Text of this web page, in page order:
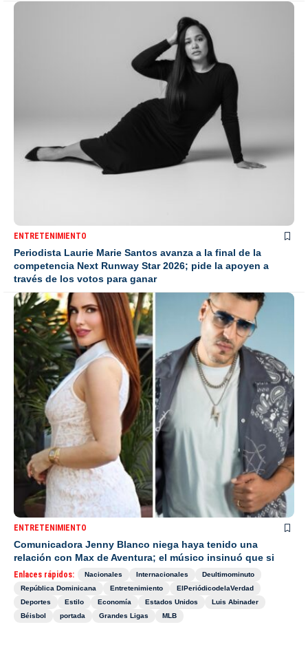
ENTRETENIMIENTO
Periodista Laurie Marie Santos avanza a la final de la
competencia Next Runway Star 2026; pide la apoyen a
través de los votos para ganar
ENTRETENIMIENTO
Comunicadora Jenny Blanco niega haya tenido una
relación con Max de Aventura; el músico insinuó que si
Enlaces rápidos: Nacionales Internacionales
Deultimominuto
República Dominicana
Entretenimiento
ElPeriódicodelaVerdad
Deportes
Estilo Economía Estados Unidos
Luis Abinader
Béisbol
portada Grandes Ligas MLB